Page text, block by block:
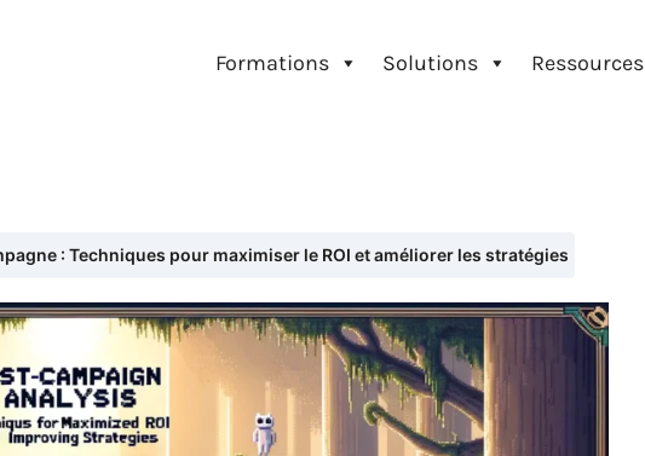
Formations Solutions Ressources
: Techniques pour maximiser le ROI et améliorer les stratégies